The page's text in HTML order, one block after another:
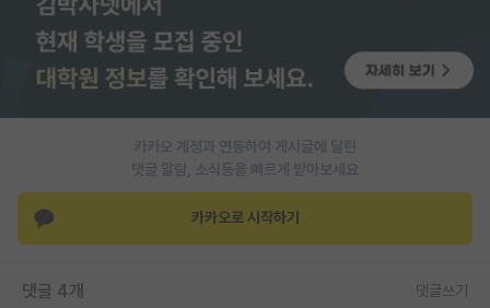
임용 후기 게시판
특수/전문대학원 게시판
반도체/AI 게시판
학술 정보 게시판
카카오 계정과 연동하여 게시글에 달린
댓글 알람, 소식등을 빠르게 받아보세요
카카오로 시작하기
댓글 4개 댓글쓰기